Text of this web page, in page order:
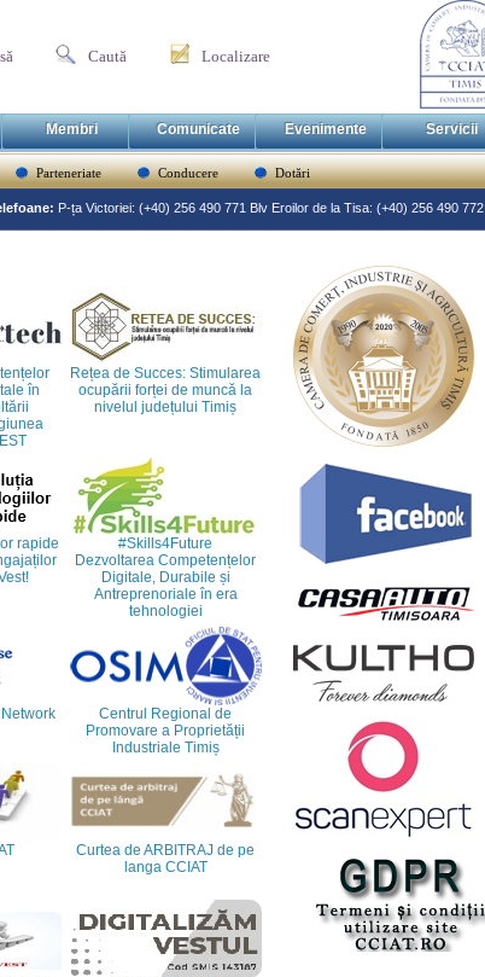
Caută Localizare
Membri Comunicate Evenimente Servicii
Parteneriate Conducere Dotări
P-ța Victoriei: (+40) 256 490 771 Blv Eroilor de la Tisa: (+40) 256 490 772
în
Rețea de Succes: Stimularea
ocupării forței de muncă la
nivelul județului Timiș
rapide
#Skills4Future
Dezvoltarea Competențelor
Digitale, Durabile și
Antreprenoriale în era
tehnologiei
Centrul Regional de
Promovare a Proprietății
Industriale Timiș
Curtea de ARBITRAJ de pe
langa CCIAT